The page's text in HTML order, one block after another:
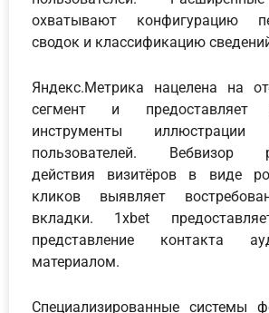
охватывают конфигурацию
сводок и классификацию
Яндекс.Метрика нацелена на
сегмент и предоставляет
инструменты иллюстрации
пользователей. Вебвизор
действия визитёров в виде
кликов выявляет
вкладки. 1xbet
представление контакта
материалом.
Специализированные системы